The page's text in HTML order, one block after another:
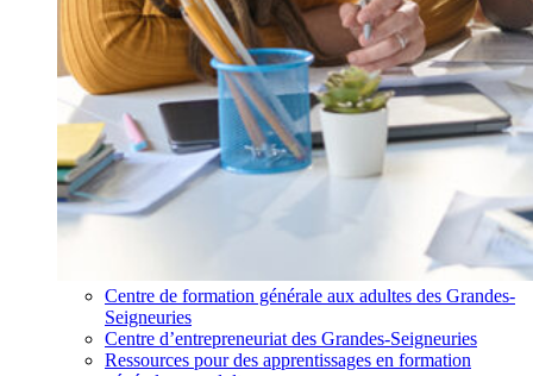
Centre de formation générale aux adultes des Grandes-
Seigneuries
Centre d’entrepreneuriat des Grandes-Seigneuries
Ressources pour des apprentissages en formation